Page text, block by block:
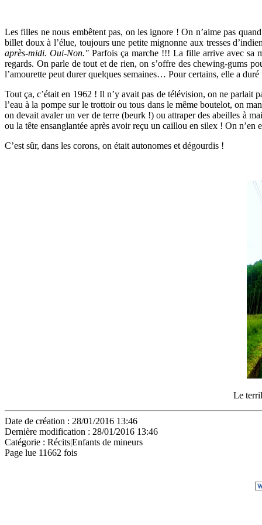
Les filles ne nous embêtent pas, on les ignore ! On n’aime pas
billet doux à l’élue, toujours une petite mignonne aux tresses
après-midi. Oui-Non." Parfois ça marche !!! La fille arrive avec sa
regards. On parle de tout et de rien, on s’offre des chewing-gums
l’amourette peut durer quelques semaines… Pour certains, elle a
Tout ça, c’était en 1962 ! Il n’y avait pas de télévision, on ne parlait
l’eau à la pompe sur le trottoir ou tous dans le même boutelot, on
on devait avaler un ver de terre (beurk !) ou attraper des abeilles à
ou la tête ensanglantée après avoir reçu un caillou en silex ! On n’en
C’est sûr, dans les corons, on était autonomes et dégourdis !
Le
Date de création : 28/01/2016 13:46
Dernière modification : 28/01/2016 13:46
Catégorie : Récits|Enfants de mineurs
Page lue 11662 fois